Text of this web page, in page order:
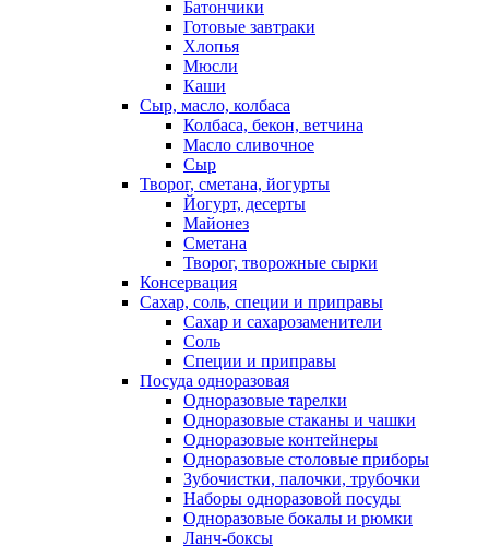
Батончики
Готовые завтраки
Хлопья
Мюсли
Каши
Сыр, масло, колбаса
Колбаса, бекон, ветчина
Масло сливочное
Сыр
Творог, сметана, йогурты
Йогурт, десерты
Майонез
Сметана
Творог, творожные сырки
Консервация
Сахар, соль, специи и приправы
Сахар и сахарозаменители
Соль
Специи и приправы
Посуда одноразовая
Одноразовые тарелки
Одноразовые стаканы и чашки
Одноразовые контейнеры
Одноразовые столовые приборы
Зубочистки, палочки, трубочки
Наборы одноразовой посуды
Одноразовые бокалы и рюмки
Ланч-боксы